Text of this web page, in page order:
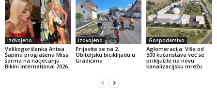
Izdvojeno
Velikogoričanka Antea
Šapina proglašena Miss
šarma na natjecanju
Bikini International 2026.
Izdvojeno
Prijavite se na 2.
Obiteljsku biciklijadu u
Gradićima
Gospodarstvo
Aglomeracija: Više od
300 kućanstava već se
priključilo na novu
kanalizacijsku mrežu